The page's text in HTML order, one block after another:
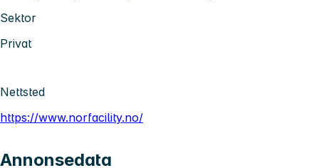
Sektor
Privat
Nettsted
https://www.norfacility.no/
Annonsedata